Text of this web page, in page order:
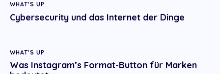
WHAT'S UP
Cybersecurity und das Internet der Dinge
WHAT'S UP
Was Instagram’s Format-Button für Marken